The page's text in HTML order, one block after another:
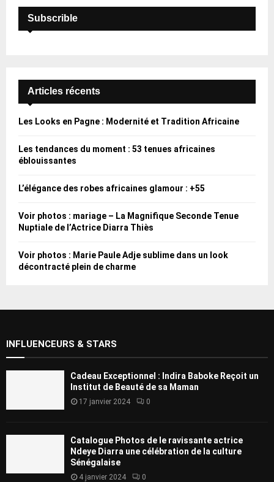
H
Subscrible
Articles récents
Les Looks en Pagne : Modernité et Tradition Africaine
Les tendances du moment : 53 tenues africaines
éblouissantes
L’élégance des robes africaines glamour : +55
Voir photos : mariage – La Magnifique Seconde Tenue
Nuptiale de l’Actrice Diarra Thiès
Voir photos : Marie Paule Adje sublime dans un look
décontracté plein de charme
INFLUENCEURS & STARS
Cadeau Exceptionnel : Indira Baboke Reçoit un
Institut de Beauté de sa Maman
17 janvier 2024 0
Catalogue Photos de le ravissante actrice
Ndeye Diarra une célébration de la culture
Sénégalaise
4 janvier 2024 0